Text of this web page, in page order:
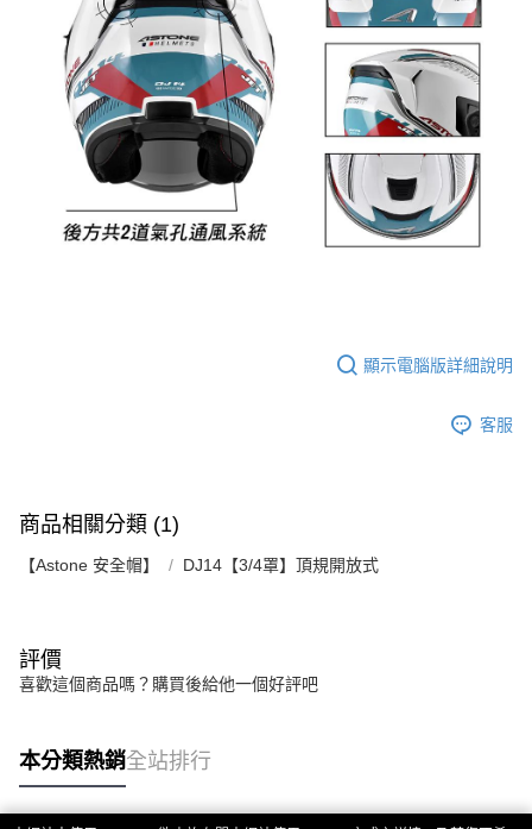
顯示電腦版詳細說明
客服
商品相關分類 (1)
【Astone 安全帽】 DJ14【3/4罩】頂規開放式
評價
喜歡這個商品嗎？購買後給他一個好評吧
本分類熱銷全站排行